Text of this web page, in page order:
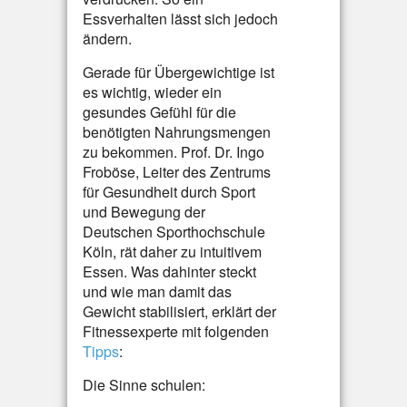
Essverhalten lässt sich jedoch
ändern.
Gerade für Übergewichtige ist
es wichtig, wieder ein
gesundes Gefühl für die
benötigten Nahrungsmengen
zu bekommen. Prof. Dr. Ingo
Froböse, Leiter des Zentrums
für Gesundheit durch Sport
und Bewegung der
Deutschen Sporthochschule
Köln, rät daher zu intuitivem
Essen. Was dahinter steckt
und wie man damit das
Gewicht stabilisiert, erklärt der
Fitnessexperte mit folgenden
Tipps:
Die Sinne schulen: